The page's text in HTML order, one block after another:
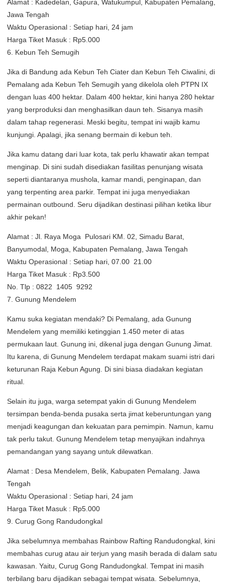
Alamat : Kadedelan, Gapura, Watukumpul, Kabupaten Pemalang,
Jawa Tengah
Waktu Operasional : Setiap hari, 24 jam
Harga Tiket Masuk : Rp5.000
6. Kebun Teh Semugih
Jika di Bandung ada Kebun Teh Ciater dan Kebun Teh Ciwalini, di
Pemalang ada Kebun Teh Semugih yang dikelola oleh PTPN IX
dengan luas 400 hektar. Dalam 400 hektar, kini hanya 280 hektar
yang berproduksi dan menghasilkan daun teh. Sisanya masih
dalam tahap regenerasi. Meski begitu, tempat ini wajib kamu
kunjungi. Apalagi, jika senang bermain di kebun teh.
Jika kamu datang dari luar kota, tak perlu khawatir akan tempat
menginap. Di sini sudah disediakan fasilitas penunjang wisata
seperti diantaranya mushola, kamar mandi, penginapan, dan
yang terpenting area parkir. Tempat ini juga menyediakan
permainan outbound. Seru dijadikan destinasi pilihan ketika libur
akhir pekan!
Alamat : Jl. Raya Moga  Pulosari KM. 02, Simadu Barat,
Banyumodal, Moga, Kabupaten Pemalang, Jawa Tengah
Waktu Operasional : Setiap hari, 07.00  21.00
Harga Tiket Masuk : Rp3.500
No. Tlp : 0822  1405  9292
7. Gunung Mendelem
Kamu suka kegiatan mendaki? Di Pemalang, ada Gunung
Mendelem yang memiliki ketinggian 1.450 meter di atas
permukaan laut. Gunung ini, dikenal juga dengan Gunung Jimat.
Itu karena, di Gunung Mendelem terdapat makam suami istri dari
keturunan Raja Kebun Agung. Di sini biasa diadakan kegiatan
ritual.
Selain itu juga, warga setempat yakin di Gunung Mendelem
tersimpan benda-benda pusaka serta jimat keberuntungan yang
menjadi keagungan dan kekuatan para pemimpin. Namun, kamu
tak perlu takut. Gunung Mendelem tetap menyajikan indahnya
pemandangan yang sayang untuk dilewatkan.
Alamat : Desa Mendelem, Belik, Kabupaten Pemalang. Jawa
Tengah
Waktu Operasional : Setiap hari, 24 jam
Harga Tiket Masuk : Rp5.000
9. Curug Gong Randudongkal
Jika sebelumnya membahas Rainbow Rafting Randudongkal, kini
membahas curug atau air terjun yang masih berada di dalam satu
kawasan. Yaitu, Curug Gong Randudongkal. Tempat ini masih
terbilang baru dijadikan sebagai tempat wisata. Sebelumnya,